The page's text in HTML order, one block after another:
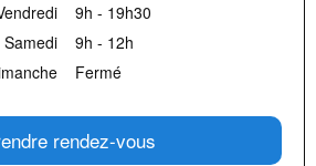
9h - 19h30
Samedi
9h - 12h
Fermé
rendez-vous